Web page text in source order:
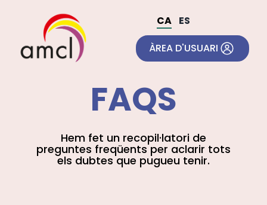
CA ES
ÀREA D'USUARI
FAQS
Hem fet un recopil·latori de
preguntes freqüents per aclarir tots
els dubtes que pugueu tenir.